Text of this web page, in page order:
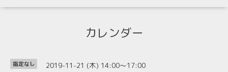
カレンダー
指定なし 2019-11-21 (木) 14:00～17:00